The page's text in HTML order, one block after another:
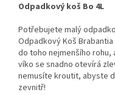
Odpadkový koš Bo 4L
Potřebujete malý
Odpadkový Koš
do toho nejmenšího rohu,
víko se snadno otevírá
nemusíte kroutit, abyste
zevnitř!